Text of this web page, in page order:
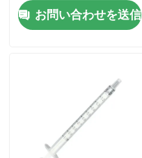
企業情報
お問い合わせを送信